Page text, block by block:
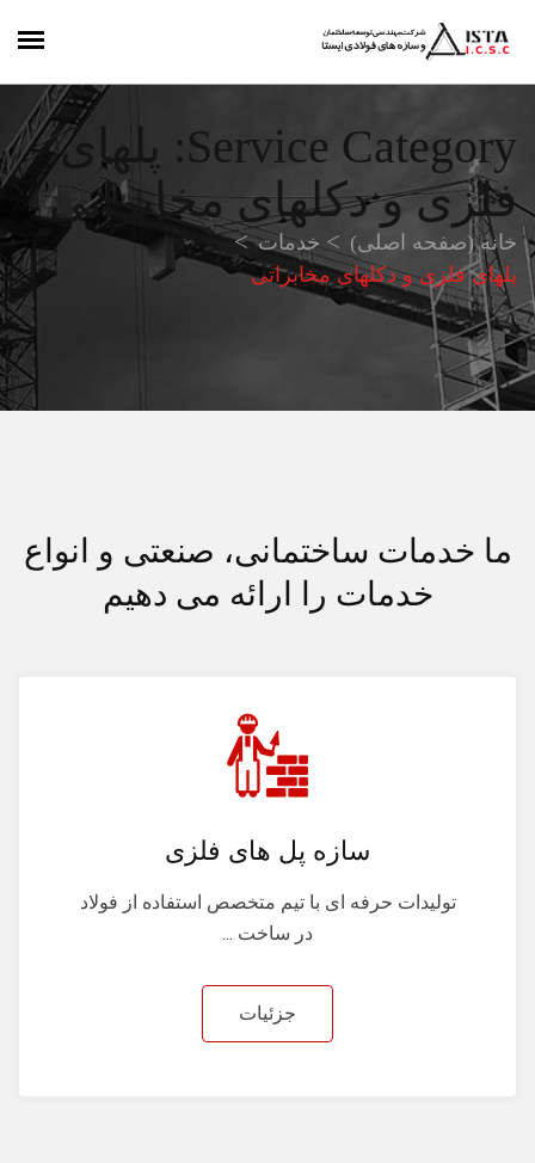
Service Category:
پلهای
فلزی و دکلهای مخابراتی
خانه (صفحه اصلی)
خدمات
پلهای فلزی و دکلهای مخابراتی
ما خدمات ساختمانی، صنعتی و انواع
خدمات را ارائه می دهیم
سازه پل های فلزی
تولیدات حرفه ای با تیم متخصص استفاده از فولاد
در ساخت ...
جزئیات